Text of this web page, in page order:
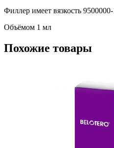
Филлер имеет вязкость
Объёмом 1 мл
Похожие товары